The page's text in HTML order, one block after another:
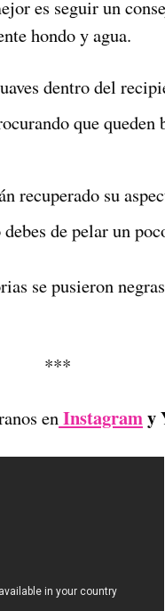
es seguir un
hondo y agua.
dentro del
que queden
recuperado su
de pelar un
se pusieron
***
enInstagramy